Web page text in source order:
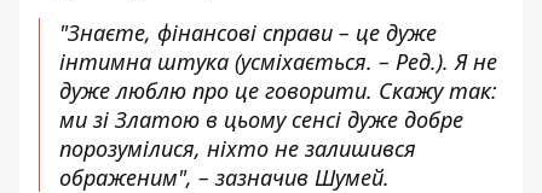
"Знаєте, фінансові справи – це дуже
інтимна штука (усміхається. – Ред.). Я не
дуже люблю про це говорити. Скажу так:
ми зі Златою в цьому сенсі дуже добре
порозумілися, ніхто не залишився
ображеним", – зазначив Шумей.